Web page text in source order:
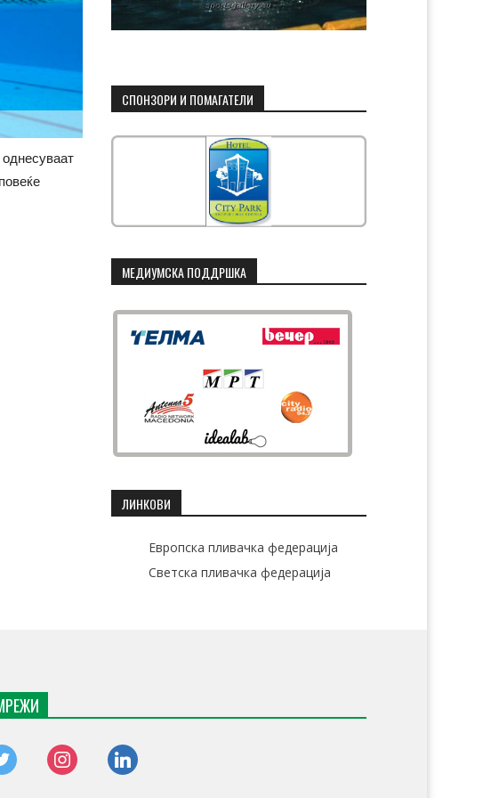
СПОНЗОРИ И ПОМАГАТЕЛИ
МЕДИУМСКА ПОДДРШКА
ЛИНКОВИ
Европска пливачка федерација
Светска пливачка федерација
instagram linkedin